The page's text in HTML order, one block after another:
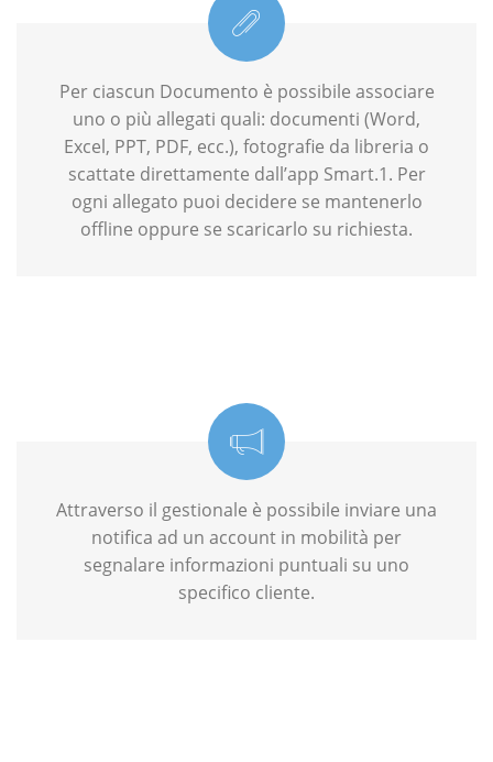
Per ciascun Documento è possibile associare
uno o più allegati quali: documenti (Word,
Excel, PPT, PDF, ecc.), fotografie da libreria o
scattate direttamente dall’app Smart.1. Per
ogni allegato puoi decidere se mantenerlo
offline oppure se scaricarlo su richiesta.
Attraverso il gestionale è possibile inviare una
notifica ad un account in mobilità per
segnalare informazioni puntuali su uno
specifico cliente.